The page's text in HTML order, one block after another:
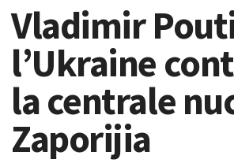
Vladimir
l’Ukraine
la centrale
Zaporijia